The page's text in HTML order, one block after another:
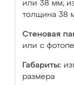
или 38 мм;
толщина 38
Стеновая
или с
Габариты:
размера